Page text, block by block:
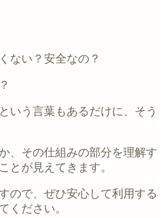
ない？安全なの？
いう言葉もあるだけに、そう
、その仕組みの部分を理解す
とが見えてきます。
ので、ぜひ安心して利用する
ください。